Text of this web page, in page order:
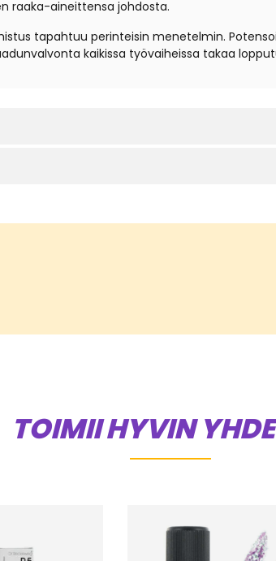
raaka-aineittensa johdosta.
tapahtuu perinteisin menetelmin.
kaikissa työvaiheissa takaa
TOIMII HYVIN